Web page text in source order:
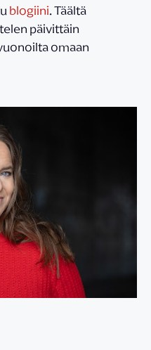
blogiini. Täältä
päivittäin
omaan